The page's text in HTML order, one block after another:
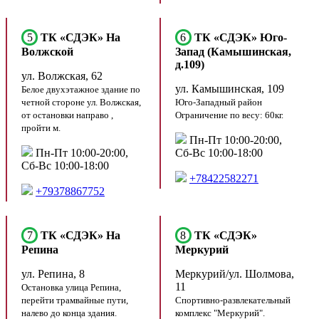
5
ТК «СДЭК» На
Волжской
ул. Волжская, 62
Белое двухэтажное здание по
четной стороне ул. Волжская,
от остановки направо ,
пройти м.
Пн-Пт 10:00-20:00,
Сб-Вс 10:00-18:00
+79378867752
6
ТК «СДЭК» Юго-
Запад (Камышинская,
д.109)
ул. Камышинская, 109
Юго-Западный район
Ограничение по весу: 60кг.
Пн-Пт 10:00-20:00,
Сб-Вс 10:00-18:00
+78422582271
7
ТК «СДЭК» На
Репина
ул. Репина, 8
Остановка улица Репина,
перейти трамвайные пути,
налево до конца здания.
8
ТК «СДЭК»
Меркурий
Меркурий/ул. Шолмова,
11
Спортивно-развлекательный
комплекс "Меркурий".